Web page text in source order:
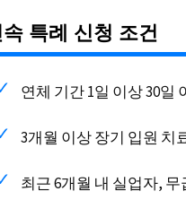
속 특례 신청 조건
연체 기간 1일 이상 30일
3개월 이상 장기 입원 치
최근 6개월 내 실업자,